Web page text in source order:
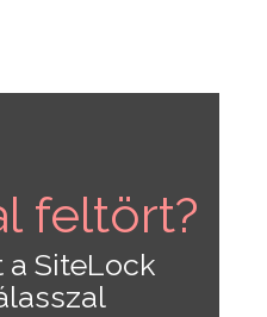
feltört?
a SiteLock